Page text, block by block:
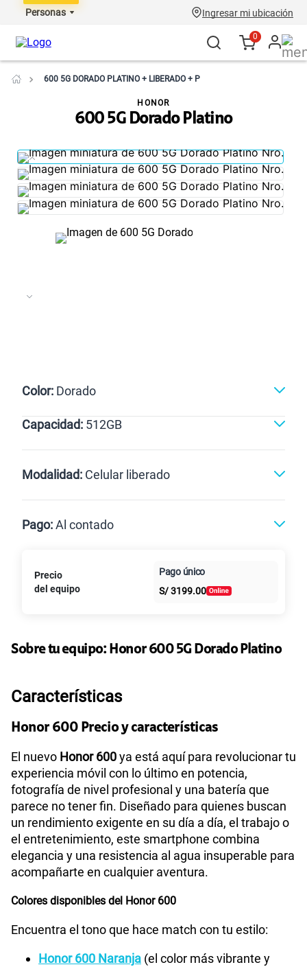
Personas Ingresar mi ubicación
0
600 5G DORADO PLATINO + LIBERADO + P
600 5G Dorado Platino
HONOR
Color: Dorado
Naranja
Capacidad: 512GB
512GB
Modalidad: Celular liberado
Pago:Al contado
Al contado Cuotas Claro
intereses
Precio
del equipo
Pago único
S/3199.00
Sobre tu equipo: Honor 600 5G Dorado Platino
Características
Honor 600 Precio y características
El nuevo Honor 600ya está aquí para revolucionar tu
experiencia móvil con lo último en potencia,
fotografía de nivel profesional y una batería que
parece no tener fin. Diseñado para quienes buscan
un rendimiento exigente en su día a día, el trabajo o
el entretenimiento, este smartphone combina
elegancia y una resistencia al agua insuperable para
acompañarte en cualquier aventura.
Colores disponibles del Honor 600
Encuentra el tono que hace match con tu estilo:
Honor 600 Naranja (el color más vibrante y